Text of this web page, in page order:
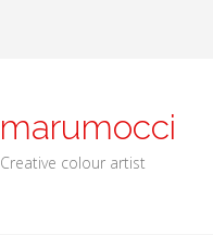
marumocci
Creative colour artist